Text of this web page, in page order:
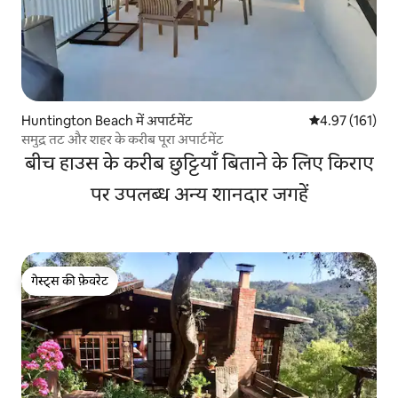
Huntington Beach में अपार्टमेंट औसत रेटिंग 5 में से
4.97 (161)
समुद्र तट और शहर के करीब पूरा अपार्टमेंट
बीच हाउस के करीब छुट्टियाँ बिताने के लिए किराए
पर उपलब्ध अन्य शानदार जगहें
गेस्ट्स की फ़ेवरेट
गेस्ट्स की फ़ेवरेट